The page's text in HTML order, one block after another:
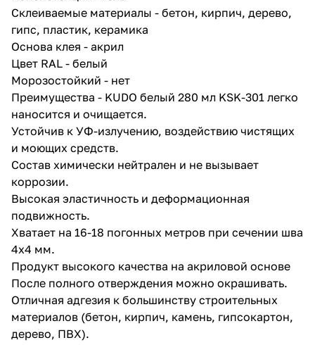
Склеиваемые материалы - бетон, кирпич, дерево,
гипс, пластик, керамика
Основа клея - акрил
Цвет RAL - белый
Морозостойкий - нет
Преимущества - KUDO белый 280 мл KSK-301 легко
наносится и очищается.
Устойчив к УФ-излучению, воздействию чистящих
и моющих средств.
Состав химически нейтрален и не вызывает
коррозии.
Высокая эластичность и деформационная
подвижность.
Хватает на 16-18 погонных метров при сечении шва
4х4 мм.
Продукт высокого качества на акриловой основе
После полного отверждения можно окрашивать.
Отличная адгезия к большинству строительных
материалов (бетон, кирпич, камень, гипсокартон,
дерево, ПВХ).